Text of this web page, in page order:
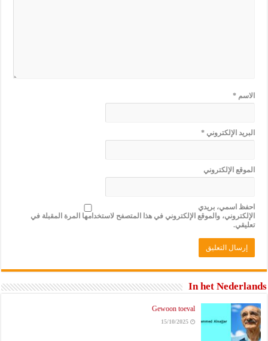
الاسم*
البريد الإلكتروني*
الموقع الإلكتروني
احفظ اسمي، بريدي
الإلكتروني، والموقع الإلكتروني في هذا المتصفح لاستخدامها المرة المقبلة في
تعليقي.
In het Nederlands
Gewoon toeval
15/10/2025